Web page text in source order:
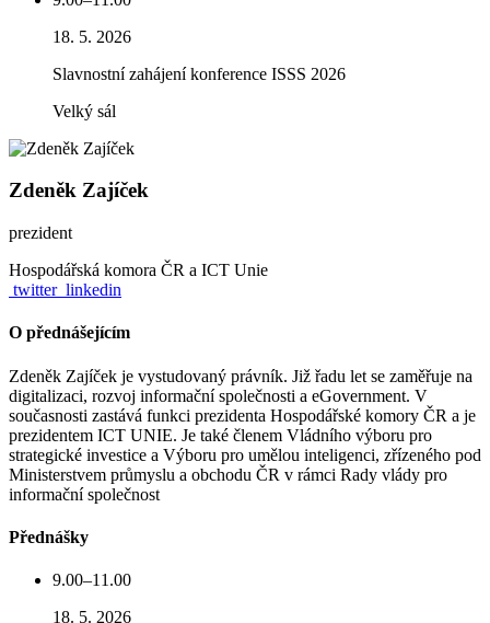
18. 5. 2026
Slavnostní zahájení konference ISSS 2026
Velký sál
Zdeněk Zajíček
prezident
Hospodářská komora ČR a ICT Unie
twitter linkedin
O přednášejícím
Zdeněk Zajíček je vystudovaný právník. Již řadu let se zaměřuje na
digitalizaci, rozvoj informační společnosti a eGovernment. V
současnosti zastává funkci prezidenta Hospodářské komory ČR a je
prezidentem ICT UNIE. Je také členem Vládního výboru pro
strategické investice a Výboru pro umělou inteligenci, zřízeného pod
Ministerstvem průmyslu a obchodu ČR v rámci Rady vlády pro
informační společnost
Přednášky
9.00–11.00
18. 5. 2026